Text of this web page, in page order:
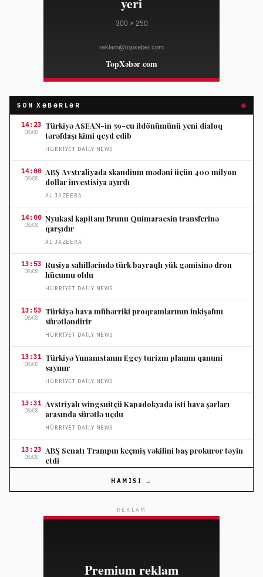
SON XƏBƏRLƏR
14:23
08/08
Türkiyə ASEAN-in 59-cu ildönümünü yeni dialoq
tərəfdaşı kimi qeyd edib
HÜRRIYET DAILY NEWS
14:00
08/08
ABŞ Avstraliyada skandium mədəni üçün 400 milyon
dollar investisiya ayırdı
AL JAZEERA
14:00
08/08
Nyukasl kapitanı Brunu Quimaraesin transferinə
qarşıdır
AL JAZEERA
13:53
08/08
Rusiya sahillərində türk bayraqlı yük gəmisinə dron
hücumu oldu
HÜRRIYET DAILY NEWS
13:53
08/08
Türkiyə hava mühərriki proqramlarının inkişafını
sürətləndirir
HÜRRIYET DAILY NEWS
13:31
08/08
Türkiyə Yunanıstanın Egey turizm planını qanuni
saymır
HÜRRIYET DAILY NEWS
13:31
08/08
Avstriyalı wingsuitçü Kapadokyada isti hava şarları
arasında sürətlə uçdu
HÜRRIYET DAILY NEWS
13:23
08/08
ABŞ Senatı Trampın keçmiş vəkilini baş prokuror təyin
etdi
Argentina Futbol Federasiyasının prezidenti Messinin
HAMISI →
REKLAM